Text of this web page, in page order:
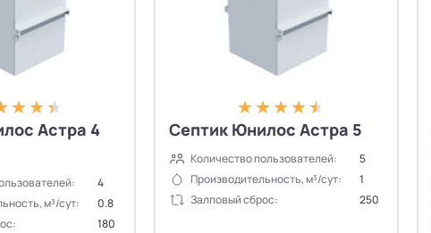
Астра 4
4
м³/сут:
0.8
180
Септик Юнилос Астра 5
Количество пользователей:
5
Производительность, м³/сут:
1
Залповый сброс:
250